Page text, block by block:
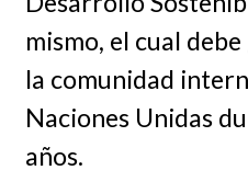
mismo, el cual
la comunidad
Naciones Unidas
años.